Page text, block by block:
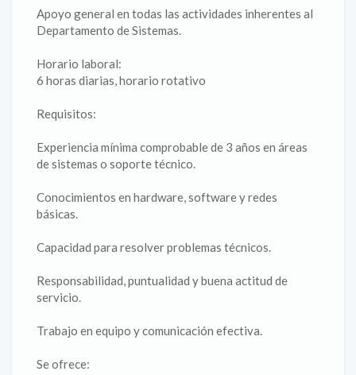
Apoyo general en todas las actividades inherentes al
Departamento de Sistemas.
Horario laboral:
6 horas diarias, horario rotativo
Requisitos:
Experiencia mínima comprobable de 3 años en áreas
de sistemas o soporte técnico.
Conocimientos en hardware, software y redes
básicas.
Capacidad para resolver problemas técnicos.
Responsabilidad, puntualidad y buena actitud de
servicio.
Trabajo en equipo y comunicación efectiva.
Se ofrece: